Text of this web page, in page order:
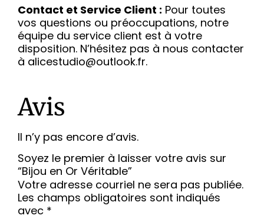
Contact et Service Client : Pour toutes
vos questions ou préoccupations, notre
équipe du service client est à votre
disposition. N’hésitez pas à nous contacter
à alicestudio@outlook.fr.
Avis
Il n’y pas encore d’avis.
Soyez le premier à laisser votre avis sur
“Bijou en Or Véritable”
Votre adresse courriel ne sera pas publiée.
Les champs obligatoires sont indiqués
avec *